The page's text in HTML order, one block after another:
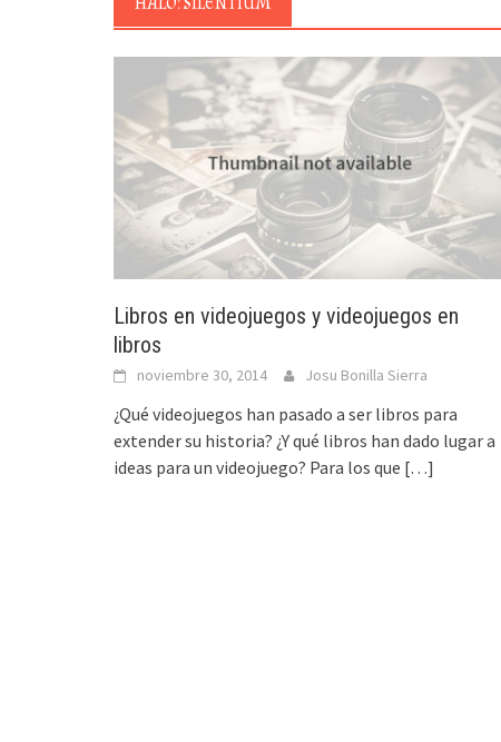
Libros en videojuegos y videojuegos en
libros
noviembre 30, 2014 Josu Bonilla Sierra
¿Qué videojuegos han pasado a ser libros para
extender su historia? ¿Y qué libros han dado lugar a
ideas para un videojuego? Para los que […]